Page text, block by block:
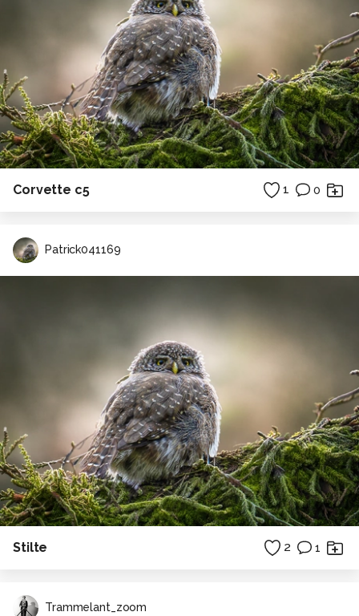
Corvette c5 1 0
Patrick041169
Stilte 2 1
Trammelant_zoom